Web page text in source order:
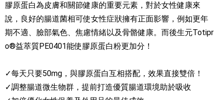
膠原蛋白為皮膚和關節健康的重要元素，對於女性健康來
說，良好的腸道菌相可使女性症狀擁有正面影響，例如更年
期不適、臉部氣色、焦慮情緒以及骨骼健康。而後生元Totipr
o®益萃質PE0401能使膠原蛋白粉更加分！
✓每天只要50mg，與膠原蛋白互相搭配，效果直接雙倍！
✓調整腸道微生物群，提前打造優質腸道環境助於吸收